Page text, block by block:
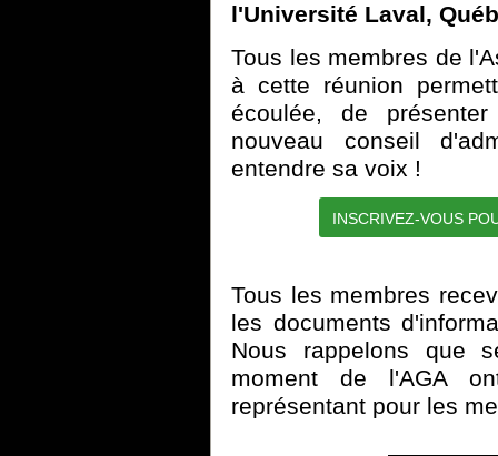
l'Université Laval,
Tous les membres de
à cette réunion
écoulée, de
nouveau conseil
entendre sa voix !
INSCRIVEZ-VOUS
Tous les membres
les documents
Nous rappelons que
moment de l'AGA
représentant pour les